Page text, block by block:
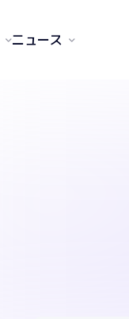
ニュース